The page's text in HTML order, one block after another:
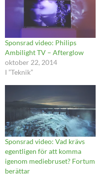
Sponsrad video: Philips
Ambilight TV – Afterglow
oktober 22, 2014
I ”Teknik”
Sponsrad video: Vad krävs
egentligen för att komma
igenom mediebruset? Fortum
berättar